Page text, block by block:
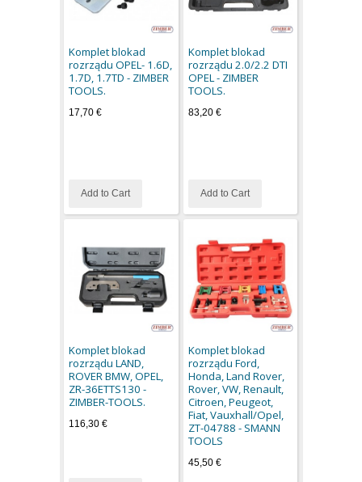
Komplet blokad
rozrządu OPEL- 1.6D,
1.7D, 1.7TD - ZIMBER
TOOLS.
17,70 €
Add to Cart
Komplet blokad
rozrządu 2.0/2.2 DTI
OPEL - ZIMBER
TOOLS.
83,20 €
Add to Cart
Komplet blokad
rozrządu LAND,
ROVER BMW, OPEL,
ZR-36ETTS130 -
ZIMBER-TOOLS.
116,30 €
Komplet blokad
rozrządu Ford,
Honda, Land Rover,
Rover, VW, Renault,
Citroen, Peugeot,
Fiat, Vauxhall/Opel,
ZT-04788 - SMANN
TOOLS
45,50 €